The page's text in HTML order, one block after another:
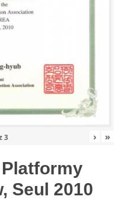
3 › »
Platformy
Seul 2010